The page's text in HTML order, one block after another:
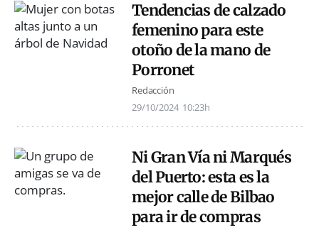
Tendencias de calzado
femenino para este
otoño de la mano de
Porronet
Redacción
29/10/2024 10:23h
Ni Gran Vía ni Marqués
del Puerto: esta es la
mejor calle de Bilbao
para ir de compras